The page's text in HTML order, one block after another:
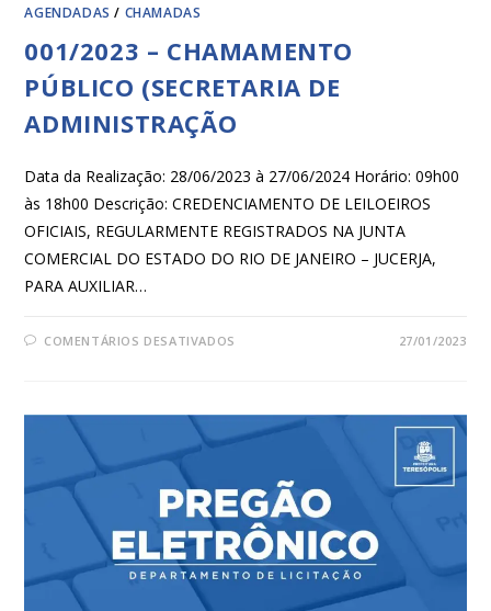
AGENDADAS / CHAMADAS
001/2023 – CHAMAMENTO
PÚBLICO (SECRETARIA DE
ADMINISTRAÇÃO
Data da Realização: 28/06/2023 à 27/06/2024 Horário: 09h00
às 18h00 Descrição: CREDENCIAMENTO DE LEILOEIROS
OFICIAIS, REGULARMENTE REGISTRADOS NA JUNTA
COMERCIAL DO ESTADO DO RIO DE JANEIRO – JUCERJA,
PARA AUXILIAR…
COMENTÁRIOS DESATIVADOS 27/01/2023